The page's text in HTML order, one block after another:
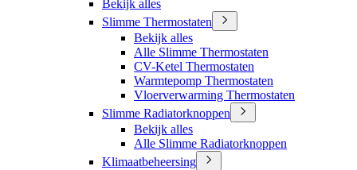
Bekijk alles
Slimme Thermostaten
Bekijk alles
Alle Slimme Thermostaten
CV-Ketel Thermostaten
Warmtepomp Thermostaten
Vloerverwarming Thermostaten
Slimme Radiatorknoppen
Bekijk alles
Alle Slimme Radiatorknoppen
Klimaatbeheersing